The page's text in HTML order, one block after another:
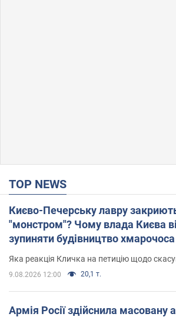
TOP NEWS
Києво-Печерську лавру
"монстром"? Чому влада Києва
зупиняти будівництво
вірянина"
Яка реакція Кличка на петицію щодо
9.08.2026 12:00 20,1 т.
Армія Росії здійснила масовану